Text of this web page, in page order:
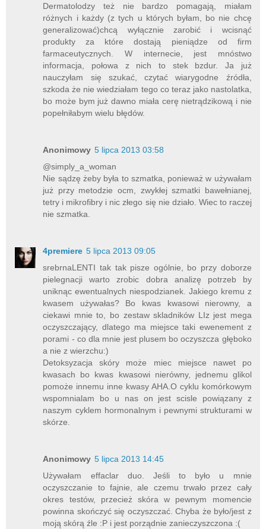
Dermatolodzy też nie bardzo pomagają, miałam
różnych i każdy (z tych u których byłam, bo nie chcę
generalizować)chcą wyłącznie zarobić i wcisnąć
produkty za które dostają pieniądze od firm
farmaceutycznych. W internecie, jest mnóstwo
informacja, połowa z nich to stek bzdur. Ja już
nauczyłam się szukać, czytać wiarygodne źródła,
szkoda że nie wiedziałam tego co teraz jako nastolatka,
bo może bym już dawno miała cerę nietrądzikową i nie
popełniłabym wielu błędów.
Anonimowy 5 lipca 2013 03:58
@simply_a_woman
Nie sądzę żeby była to szmatka, ponieważ w używałam
już przy metodzie ocm, zwykłej szmatki bawełnianej,
tetry i mikrofibry i nic złego się nie działo. Wiec to raczej
nie szmatka.
4premiere 5 lipca 2013 09:05
srebrnaLENTI tak tak pisze ogólnie, bo przy doborze
pielegnacji warto zrobic dobra analizę potrzeb by
uniknąc ewentualnych niespodzianek. Jakiego kremu z
kwasem używałas? Bo kwas kwasowi nierowny, a
ciekawi mnie to, bo zestaw skladników LIz jest mega
oczyszczający, dlatego ma miejsce taki ewenement z
porami - co dla mnie jest plusem bo oczyszcza głęboko
a nie z wierzchu:)
Detoksyzacja skóry może miec miejsce nawet po
kwasach bo kwas kwasowi nierówny, jednemu glikol
pomoże innemu inne kwasy AHA.O cyklu komórkowym
wspomnialam bo u nas on jest scisle powiązany z
naszym cyklem hormonalnym i pewnymi strukturami w
skórze.
Anonimowy 5 lipca 2013 14:45
Używałam effaclar duo. Jeśli to było u mnie
oczyszczanie to fajnie, ale czemu trwało przez cały
okres testów, przecież skóra w pewnym momencie
powinna skończyć się oczyszczać. Chyba że było/jest z
moją skórą źle :P i jest porządnie zanieczyszczona :(